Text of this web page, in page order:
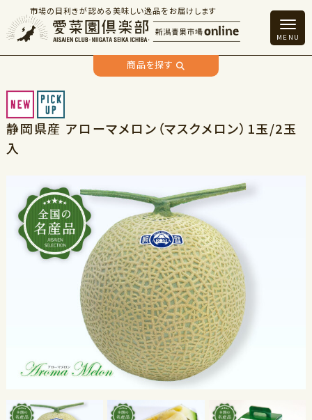
市場の目利きが認める美味しい逸品をお届けします
商品を探す
静岡県産 アローマメロン（マスクメロン）1玉/2玉
入